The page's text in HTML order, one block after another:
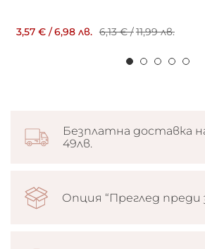
3,57 €/6,98 лв. 6,13 €/11,99 лв.
Безплатна доставка
49лв.
Опция “Преглед преди